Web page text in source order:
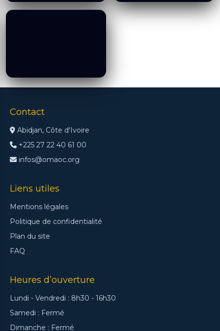
Decarbonization of
Decarbonization of
Decarbonization of
08 2025
Contact
Abidjan, Côte d'Ivoire
+225 27 22 40 61 00
infos@omaoc.org
Liens utiles
Mentions légales
Politique de confidentialité
Plan du site
FAQ
Heures d’ouverture
Lundi - Vendredi : 8h30 - 16h30
Samedi : Fermé
Dimanche : Fermé